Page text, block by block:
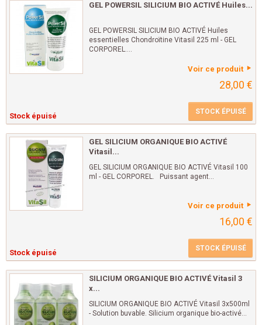
GEL POWERSIL SILICIUM BIO ACTIVÉ Huiles...
GEL POWERSIL SILICIUM BIO ACTIVÉ Huiles
essentielles Chondroïtine Vitasil 225 ml - GEL
CORPOREL....
Voir ce produit
28,00 €
Stock épuisé STOCK ÉPUISÉ
GEL SILICIUM ORGANIQUE BIO ACTIVÉ
Vitasil...
GEL SILICIUM ORGANIQUE BIO ACTIVÉ Vitasil 100
ml - GEL CORPOREL. Puissant agent...
Voir ce produit
16,00 €
Stock épuisé STOCK ÉPUISÉ
SILICIUM ORGANIQUE BIO ACTIVÉ Vitasil 3
x...
SILICIUM ORGANIQUE BIO ACTIVÉ Vitasil 3x500ml
- Solution buvable. Silicium organique bio-activé...